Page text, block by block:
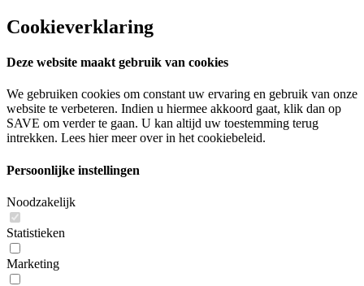
Cookieverklaring
Deze website maakt gebruik van cookies
We gebruiken cookies om constant uw ervaring en gebruik van onze
website te verbeteren. Indien u hiermee akkoord gaat, klik dan op
SAVE om verder te gaan. U kan altijd uw toestemming terug
intrekken. Lees hier meer over in het cookiebeleid.
Persoonlijke instellingen
Noodzakelijk
Statistieken
Marketing